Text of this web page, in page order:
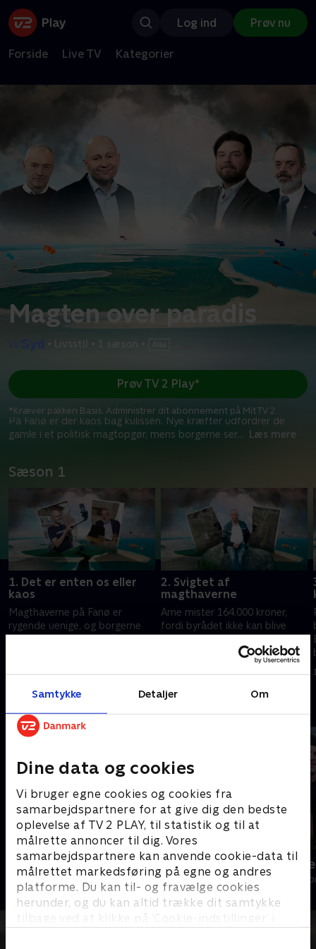
Samtykke Detaljer Om
Dine data og cookies
Vi bruger egne cookies og cookies fra
samarbejdspartnere for at give dig den bedste
oplevelse af TV 2 PLAY, til statistik og til at
målrette annoncer til dig. Vores
samarbejdspartnere kan anvende cookie-data til
målrettet markedsføring på egne og andres
platforme. Du kan til- og fravælge cookies
herunder, og du kan altid trække dit samtykke
tilbage ved at klikke på ’Cookie-indstillinger’ i
Log ind Prøv nu
Forside Live TV Kategorier
Magten over paradis
• Livsstil • 1 sæson
På Fanø er der kaos bag kulissen. Nye kræfter udfordrer de
gamle i et politisk magtopgør, mens borgerne ser... Læs mere
Prøv TV 2 Play*
*Kræver pakken Basis. Administrer dit abonnement på Mit TV 2.
Sæson 1
1. Det er enten os eller
kaos
Magthaverne på Fanø er
rygende uenige, og borgerne
2. Svigtet af
magthaverne
Arne mister 164.000 kroner,
fordi byrådet ikke kan blive
tilliden til politikerne på prøve.
Julelys for millioner
2022 • Livsstil • 46 min Livsstil • 3